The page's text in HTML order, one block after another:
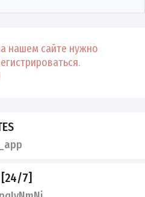
нашем сайте нужно
[24/7]